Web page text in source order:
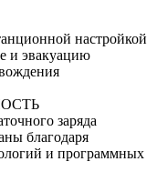
настройкой
и эвакуацию
заряда
благодаря
и программных